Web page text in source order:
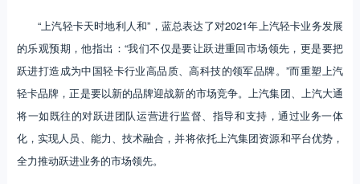
“上汽轻卡天时地利人和”，蓝总表达了对2021年上汽轻卡业务发展
的乐观预期，他指出：“我们不仅是要让跃进重回市场领先，更是要把
跃进打造成为中国轻卡行业高品质、高科技的领军品牌。”而重塑上汽
轻卡品牌，正是要以新的品牌迎战新的市场竞争。上汽集团、上汽大通
将一如既往的对跃进团队运营进行监督、指导和支持，通过业务一体
化，实现人员、能力、技术融合，并将依托上汽集团资源和平台优势，
全力推动跃进业务的市场领先。